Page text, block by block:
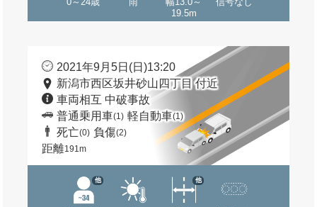
19.5m
2021年9月5日(日)13:20
新潟市西区坂井砂山四丁目 付近
車両相互 中破事故
普通乗用車(1) 軽自動車(1)
死亡(0) 負傷(2)
距離191m
他 他